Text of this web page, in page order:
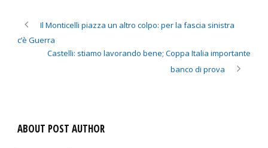
Il Monticelli piazza un altro colpo: per la fascia sinistra
c’è Guerra
Castelli: stiamo lavorando bene; Coppa Italia importante
banco di prova
ABOUT POST AUTHOR